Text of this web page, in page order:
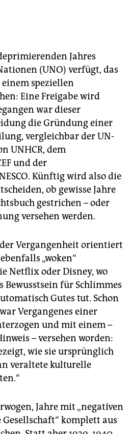
Jahres
(UNO) verfügt, das
speziellen
Eine Freigabe wird
war dieser
die Gründung einer
vergleichbar der UN-
UNHCR, dem
und der
Künftig wird also die
ob gewisse Jahre
gestrichen – oder
versehen werden.
Vergangenheit orientiert
„woken“
Netflix oder Disney, wo
Bewusstsein für Schlimmes
Gutes tut. Schon
Vergangenes einer
und mit einem –
– versehen worden:
wie sie ursprünglich
veraltete kulturelle
Jahre mit „negativen
komplett aus